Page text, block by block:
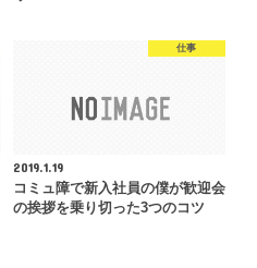
仕事
2019.1.19
コミュ障で新入社員の僕が歓迎会
の挨拶を乗り切った3つのコツ